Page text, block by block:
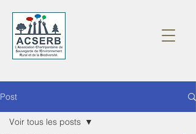
Post
Voir tous les posts